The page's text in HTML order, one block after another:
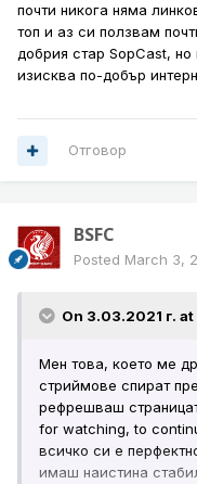
почти никога няма
топ и аз си ползвам
добрия стар SopCast,
изисква по-добър
Отговор
BSFC
Posted March 3,
On 3.03.2021 г. at
Мен това, което ме
стриймове спират
рефрешваш
for watching, to
всичко си е
имаш наистина